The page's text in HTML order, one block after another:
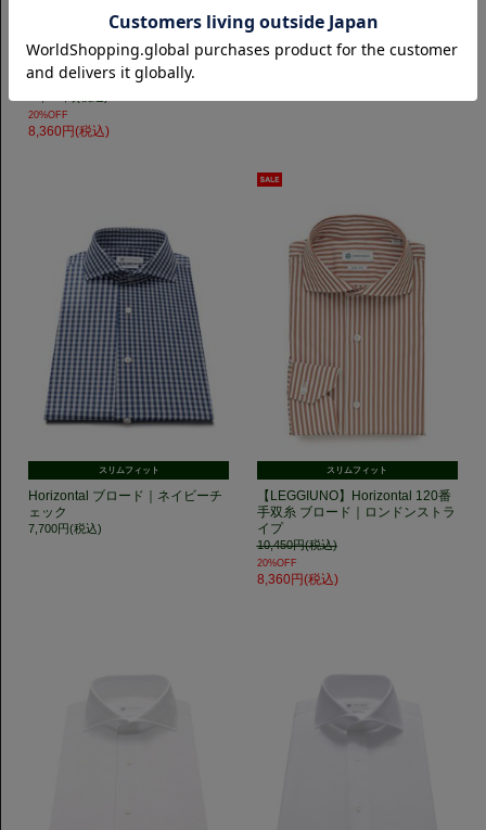
スリムフィット
【LEGGIUNO】Horizontal 120番
手双糸 ブロード｜ネイビーストラ
イプ
20%OFF
8,360円(税込)
スリムフィット
Horizontal ブロード｜ブラックチ
ェック
スリムフィット
Horizontal ブロード｜ネイビーチ
ェック
7,700円(税込)
スリムフィット
【LEGGIUNO】Horizontal 120番
手双糸 ブロード｜ロンドンストラ
イプ
10,450円(税込)
20%OFF
8,360円(税込)